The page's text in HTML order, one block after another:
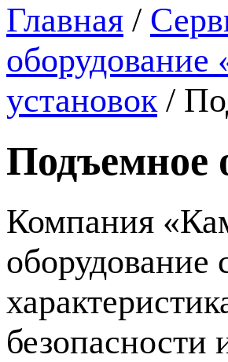
Главная /
оборудование
установок/
Подъемное
Компания
безопасности